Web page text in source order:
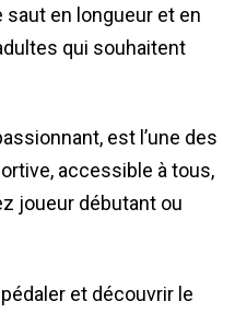
en longueur et en
qui souhaitent
est l’une des
accessible à tous,
joueur débutant ou
et découvrir le